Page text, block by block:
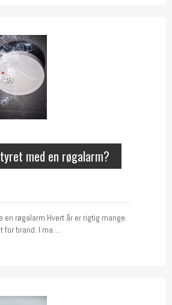
med en røgalarm?
en røgalarm Hvert år er rigtig mange
for brand. I ma…